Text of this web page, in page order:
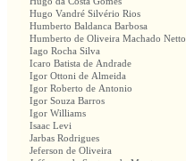
Hugo Vandré Silvério Rios
Humberto Baldanca Barbosa
Humberto de Oliveira Machado Netto
Iago Rocha Silva
Icaro Batista de Andrade
Igor Ottoni de Almeida
Igor Roberto de Antonio
Igor Souza Barros
Igor Williams
Isaac Levi
Jarbas Rodrigues
Jeferson de Oliveira